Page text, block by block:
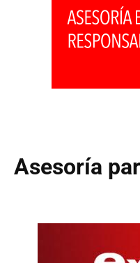
Asesoría